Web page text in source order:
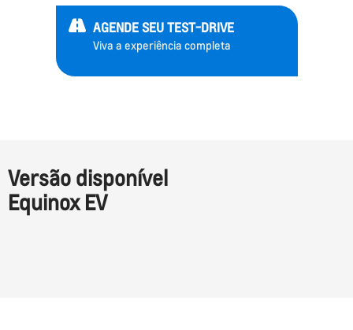
AGENDE SEU TEST-DRIVE
Viva a experiência completa
Versão disponível
Equinox EV